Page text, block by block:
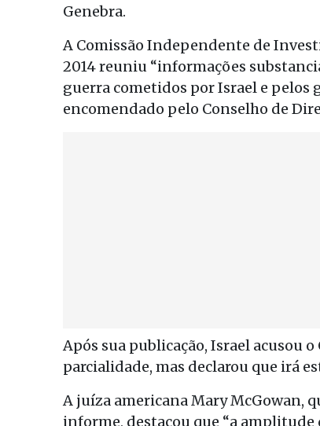
Genebra.
A Comissão Independente de
2014 reuniu “informações
guerra cometidos por Israel e pelos
encomendado pelo Conselho de
Após sua publicação, Israel acusou
parcialidade, mas declarou que irá
A juíza americana Mary McGowan,
informe, destacou que “a